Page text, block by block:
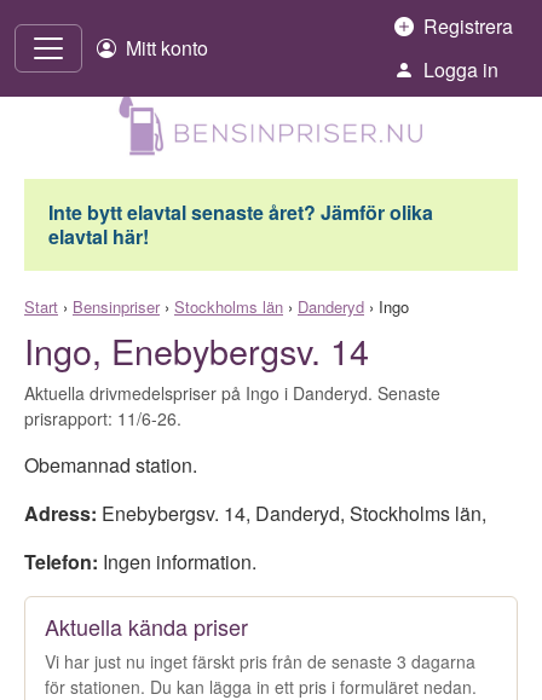
Mitt konto
Registrera
Logga in
Inte bytt elavtal senaste året? Jämför olika
elavtal här!
Start › Bensinpriser› Stockholms län › Danderyd › Ingo
Ingo, Enebybergsv. 14
Aktuella drivmedelspriser på Ingo i Danderyd. Senaste
prisrapport: 11/6-26.
Obemannad station.
Adress: Enebybergsv. 14, Danderyd, Stockholms län,
Telefon: Ingen information.
Aktuella kända priser
Vi har just nu inget färskt pris från de senaste 3 dagarna
för stationen. Du kan lägga in ett pris i formuläret nedan.